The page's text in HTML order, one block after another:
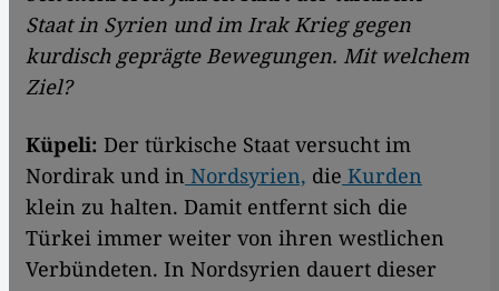
Staat in Syrien und im Irak Krieg gegen
kurdisch geprägte Bewegungen. Mit welchem
Ziel?
Küpeli: Der türkische Staat versucht im
Nordirak und in Nordsyrien, die Kurden
klein zu halten. Damit entfernt sich die
Türkei immer weiter von ihren westlichen
Verbündeten. In Nordsyrien dauert dieser